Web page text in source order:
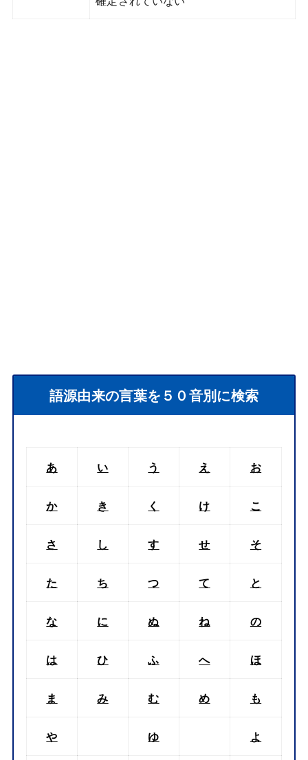
語源由来の言葉を５０音別に検索
あ い う え お
か き く け こ
さ し す せ そ
た ち つ て と
な に ぬ ね の
は ひ ふ へ ほ
ま み む め も
や ゆ よ